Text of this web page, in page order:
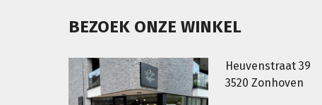
BEZOEK ONZE WINKEL
Heuvenstraat 39
3520 Zonhoven